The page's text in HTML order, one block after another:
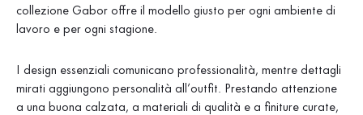
collezione Gabor offre il modello giusto per ogni ambiente di
lavoro e per ogni stagione.
I design essenziali comunicano professionalità, mentre dettagli
mirati aggiungono personalità all’outfit. Prestando attenzione
a una buona calzata, a materiali di qualità e a finiture curate,